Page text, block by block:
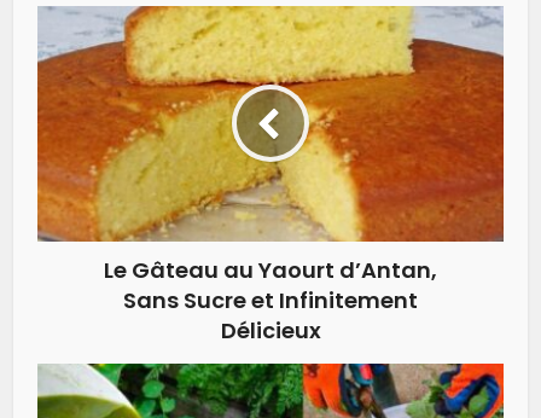
Le Gâteau au Yaourt d’Antan,
Sans Sucre et Infinitement
Délicieux